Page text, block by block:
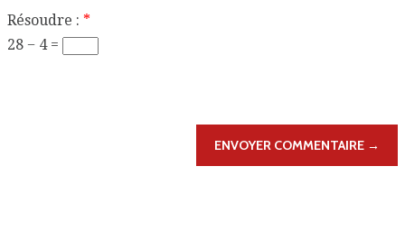
Résoudre : *
28 − 4 =
ENVOYER COMMENTAIRE →